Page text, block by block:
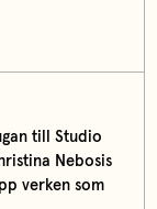
till Studio
Nebosis
verken som